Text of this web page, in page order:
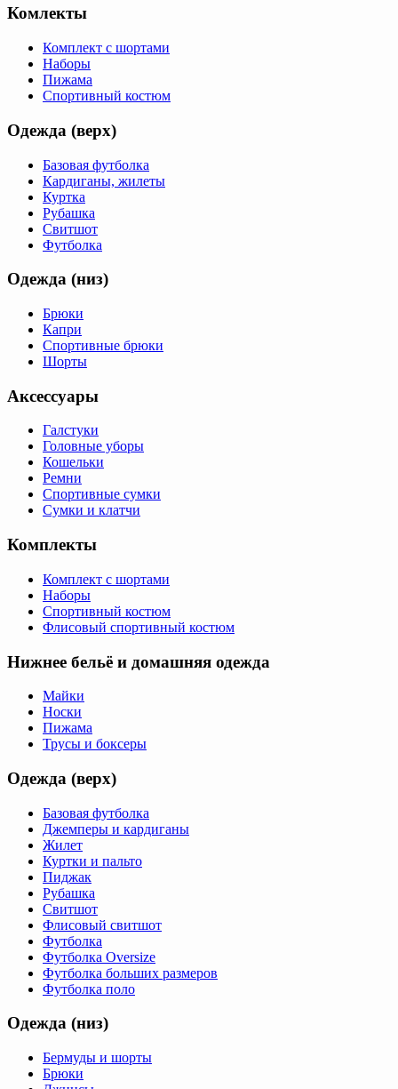
Комлекты
Комплект с шортами
Наборы
Пижама
Спортивный костюм
Одежда (верх)
Базовая футболка
Кардиганы, жилеты
Куртка
Рубашка
Свитшот
Футболка
Одежда (низ)
Брюки
Капри
Спортивные брюки
Шорты
Аксессуары
Галстуки
Головные уборы
Кошельки
Ремни
Спортивные сумки
Сумки и клатчи
Комплекты
Комплект с шортами
Наборы
Спортивный костюм
Флисовый спортивный костюм
Нижнее бельё и домашняя одежда
Майки
Носки
Пижама
Трусы и боксеры
Одежда (верх)
Базовая футболка
Джемперы и кардиганы
Жилет
Куртки и пальто
Пиджак
Рубашка
Свитшот
Флисовый свитшот
Футболка
Футболка Oversize
Футболка больших размеров
Футболка поло
Одежда (низ)
Бермуды и шорты
Брюки